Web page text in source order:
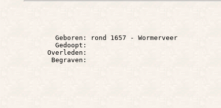
        Geboren: rond 1657 - Wormerveer
        Gedoopt:
      Overleden: